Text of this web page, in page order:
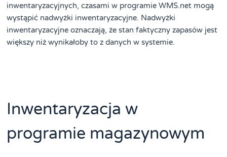
inwentaryzacyjnych, czasami w programie WMS.net mogą
wystąpić nadwyżki inwentaryzacyjne. Nadwyżki
inwentaryzacyjne oznaczają, że stan faktyczny zapasów jest
większy niż wynikałoby to z danych w systemie.
Inwentaryzacja w
programie magazynowym